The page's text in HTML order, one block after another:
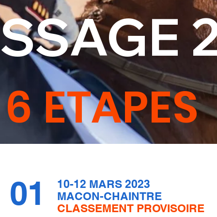
6 ETAPES
01
10-12 MARS 2023
MACON-CHAINTRE
CLASSEMENT PROVISOIRE